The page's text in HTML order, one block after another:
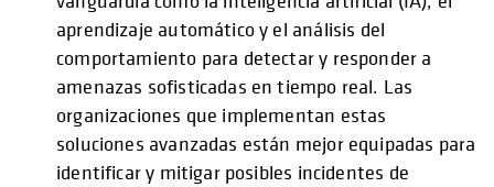
aprendizaje automático y el análisis del
comportamiento para detectar y responder a
amenazas sofisticadas en tiempo real. Las
organizaciones que implementan estas
soluciones avanzadas están mejor equipadas para
identificar y mitigar posibles incidentes de